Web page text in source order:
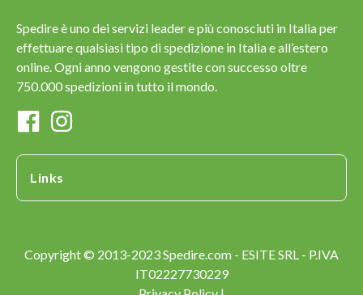
Spedire è uno dei servizi leader e più conosciuti in Italia per
effettuare qualsiasi tipo di spedizione in Italia e all’estero
online. Ogni anno vengono gestite con successo oltre
750.000 spedizioni in tutto il mondo.
Links
Copyright © 2013-2023 Spedire.com - ESITE SRL - P.IVA
IT02227730229